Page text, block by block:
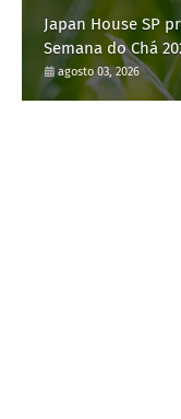
Japan House SP
Semana do Chá
agosto 03, 2026